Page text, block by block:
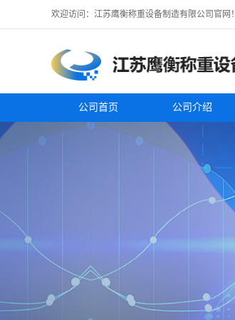
欢迎访问：江苏鹰衡称重设备制造有限公司官网！
公司首页 公司介绍